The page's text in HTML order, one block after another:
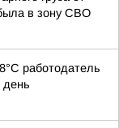
в зону СВО
работодатель
день